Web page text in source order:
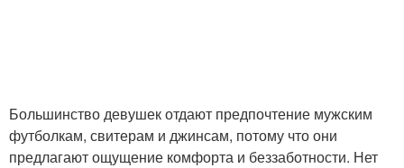
Большинство девушек отдают предпочтение мужским
футболкам, свитерам и джинсам, потому что они
предлагают ощущение комфорта и беззаботности. Нет